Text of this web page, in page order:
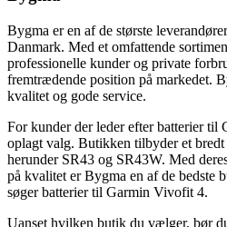
Bygma er en af de største
Danmark. Med et omfattende
professionelle kunder og private
fremtrædende position på markedet.
kvalitet og gode service.
For kunder der leder efter batterier
oplagt valg. Butikken tilbyder et
herunder SR43 og SR43W. Med
på kvalitet er Bygma en af de bedste
søger batterier til Garmin Vivofit 4.
Uanset hvilken butik du vælger, bør